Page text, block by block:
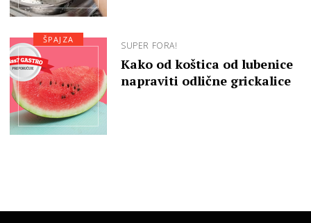
SUPER FORA!
Kako od koštica od lubenice
napraviti odlične grickalice
ŠPAJZA